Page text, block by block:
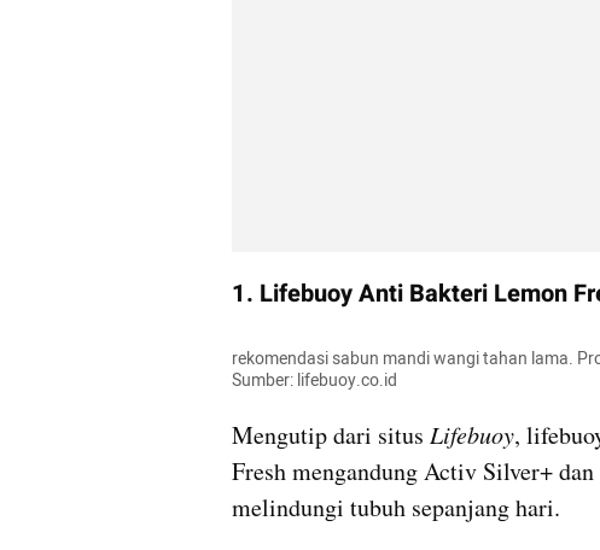
1. Lifebuoy Anti Bakteri Lemon
rekomendasi sabun mandi wangi tahan lama.
Sumber: lifebuoy.co.id
Mengutip dari situs Lifebuoy,
Fresh mengandung Activ Silver+
melindungi tubuh sepanjang hari.